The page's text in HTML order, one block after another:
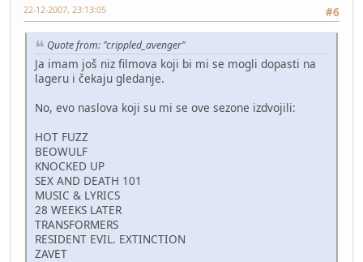
#6
22-12-2007, 23:13:05
Quote from: "crippled_avenger"
Ja imam još niz filmova koji bi mi se mogli dopasti na
lageru i čekaju gledanje.
No, evo naslova koji su mi se ove sezone izdvojili:
HOT FUZZ
BEOWULF
KNOCKED UP
SEX AND DEATH 101
MUSIC & LYRICS
28 WEEKS LATER
TRANSFORMERS
RESIDENT EVIL. EXTINCTION
ZAVET